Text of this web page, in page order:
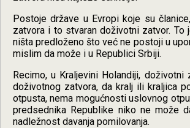
Postoje države u Evropi koje su
zatvora i to stvaran doživotni zatvor. To
ništa predloženo što već ne postoji u
mislim da može i u Republici Srbiji.
Recimo, u Kraljevini Holandiji,
doživotnog zatvora, da kralj ili kraljica
otpusta, nema mogućnosti uslovnog
predsednika Republike niko ne može
nadležnost davanja pomilovanja.